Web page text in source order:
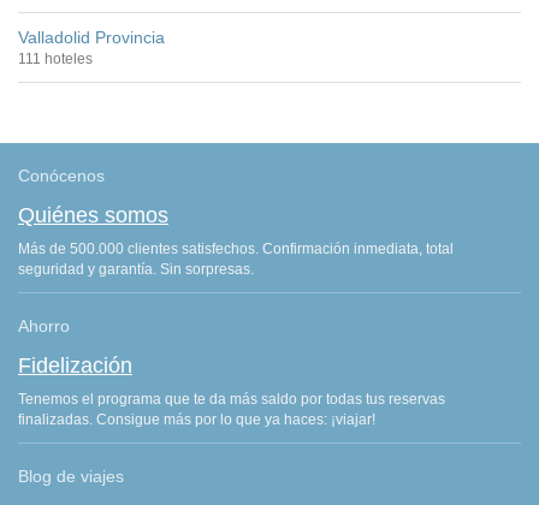
Valladolid Provincia
111 hoteles
Conócenos
Quiénes somos
Más de 500.000 clientes satisfechos. Confirmación inmediata, total
seguridad y garantía. Sin sorpresas.
Ahorro
Fidelización
Tenemos el programa que te da más saldo por todas tus reservas
finalizadas. Consigue más por lo que ya haces: ¡viajar!
Blog de viajes